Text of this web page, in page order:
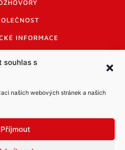
souhlas s
našich webových stránek a našich
Příjmout
INFORMACE
DISKUTUJÍCÍCH
LOGO MANUÁL